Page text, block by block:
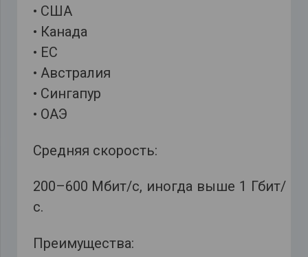
• США
• Канада
• ЕС
• Австралия
• Сингапур
• ОАЭ
Средняя скорость:
200–600 Мбит/с, иногда выше 1 Гбит/
с.
Преимущества: